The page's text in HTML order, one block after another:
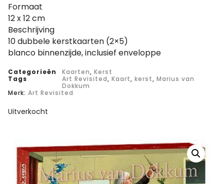
Formaat
12 x 12 cm
Beschrijving
10 dubbele kerstkaarten (2×5)
blanco binnenzijde, inclusief enveloppe
Categorieën Kaarten, Kerst
Tags
Art Revisited, Kaart, kerst, Marius van
Dokkum
Merk: Art Revisited
Uitverkocht